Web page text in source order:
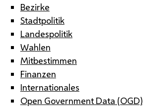
Bezirke
Stadtpolitik
Landespolitik
Wahlen
Mitbestimmen
Finanzen
Internationales
Open Government Data (OGD)